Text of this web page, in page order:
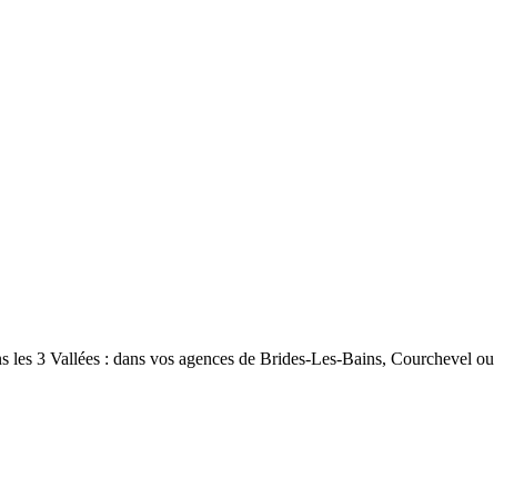
3 Vallées : dans vos agences de Brides-Les-Bains, Courchevel ou